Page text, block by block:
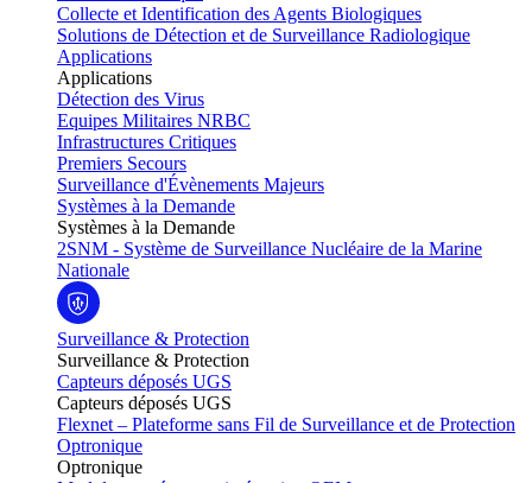
Collecte et Identification des Agents Biologiques
Solutions de Détection et de Surveillance Radiologique
Applications
Applications
Détection des Virus
Equipes Militaires NRBC
Infrastructures Critiques
Premiers Secours
Surveillance d'Évènements Majeurs
Systèmes à la Demande
Systèmes à la Demande
2SNM - Système de Surveillance Nucléaire de la Marine
Nationale
Surveillance & Protection
Surveillance & Protection
Capteurs déposés UGS
Capteurs déposés UGS
Flexnet – Plateforme sans Fil de Surveillance et de Protection
Optronique
Optronique